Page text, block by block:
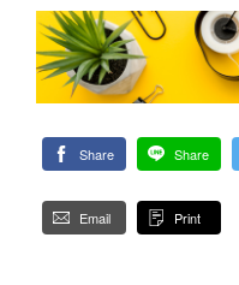
Share Share
Email Print